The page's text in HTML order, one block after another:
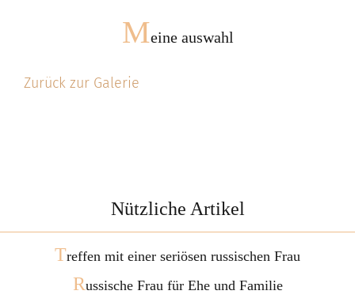
Meine auswahl
Zurück zur Galerie
Nützliche Artikel
Treffen mit einer seriösen russischen Frau
Russische Frau für Ehe und Familie